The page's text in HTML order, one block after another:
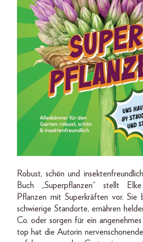
Robust, schön und
Buch „Superpflanzen“ stellt
Pflanzen mit Superkräften vor. Sie
schwierige Standorte, ernähren
Co. oder sorgen für ein
top hat die Autorin